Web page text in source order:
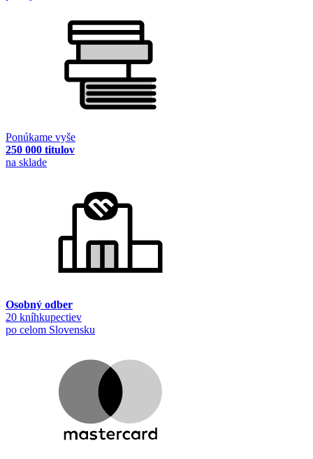
Ponúkame vyše
250 000 titulov
na sklade
Osobný odber
20 kníhkupectiev
po celom Slovensku